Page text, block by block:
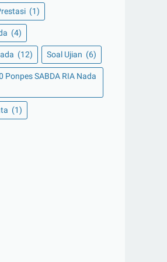
(1)
(4)
(12) Soal Ujian (6)
Ponpes SABDA RIA Nada
(1)